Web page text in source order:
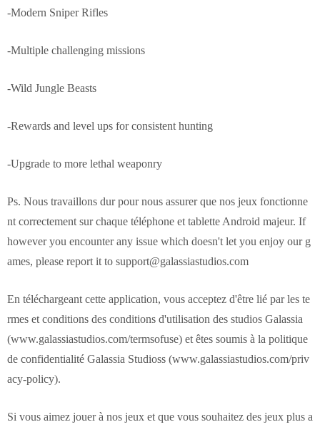
-Modern Sniper Rifles
-Multiple challenging missions
-Wild Jungle Beasts
-Rewards and level ups for consistent hunting
-Upgrade to more lethal weaponry
Ps. Nous travaillons dur pour nous assurer que nos jeux fonctionne
nt correctement sur chaque téléphone et tablette Android majeur. If
however you encounter any issue which doesn't let you enjoy our g
ames, please report it to support@galassiastudios.com
En téléchargeant cette application, vous acceptez d'être lié par les te
rmes et conditions des conditions d'utilisation des studios Galassia
(www.galassiastudios.com/termsofuse) et êtes soumis à la politique
de confidentialité Galassia Studioss (www.galassiastudios.com/priv
acy-policy).
Si vous aimez jouer à nos jeux et que vous souhaitez des jeux plus a